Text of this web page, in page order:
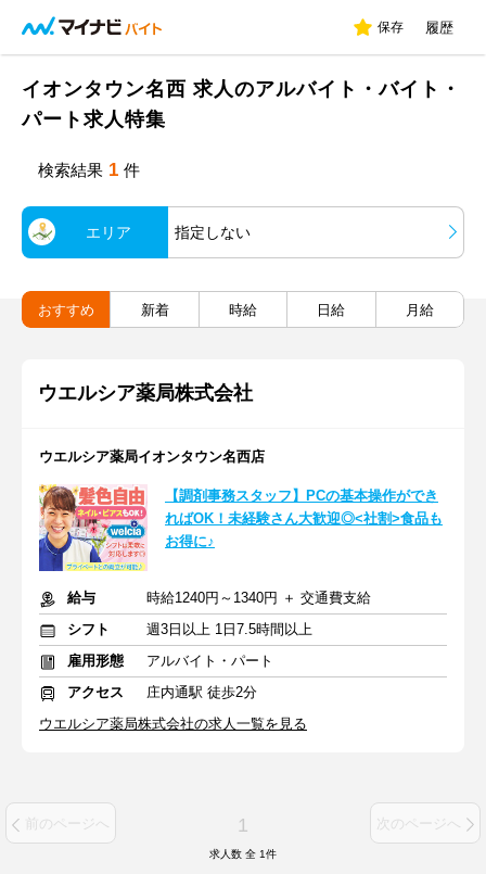
保存 履歴
イオンタウン名西 求人のアルバイト・バイト・
パート求人特集
検索結果 1 件
エリア 指定しない
おすすめ 新着 時給 日給 月給
ウエルシア薬局株式会社
ウエルシア薬局イオンタウン名西店
【調剤事務スタッフ】PCの基本操作ができ
ればOK！未経験さん大歓迎◎<社割>食品も
お得に♪
給与
時給1240円～1340円 ＋ 交通費支給
シフト
週3日以上 1日7.5時間以上
雇用形態
アルバイト・パート
アクセス
庄内通駅 徒歩2分
ウエルシア薬局株式会社の求人一覧を見る
前のページへ 1 次のページへ
求人数 全 1件